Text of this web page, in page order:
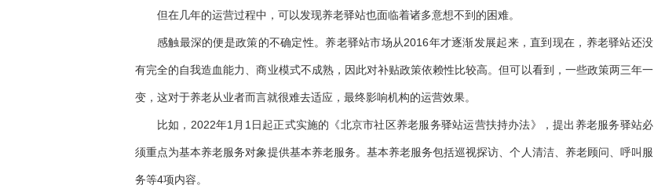
但在几年的运营过程中，可以发现养老驿站也面临着诸多意想不到的困难。
感触最深的便是政策的不确定性。养老驿站市场从2016年才逐渐发展起来，直到现在，养老驿站还没
有完全的自我造血能力、商业模式不成熟，因此对补贴政策依赖性比较高。但可以看到，一些政策两三年一
变，这对于养老从业者而言就很难去适应，最终影响机构的运营效果。
比如，2022年1月1日起正式实施的《北京市社区养老服务驿站运营扶持办法》，提出养老服务驿站必
须重点为基本养老服务对象提供基本养老服务。基本养老服务包括巡视探访、个人清洁、养老顾问、呼叫服
务等4项内容。